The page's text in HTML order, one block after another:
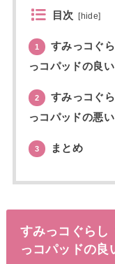
目次 [hide]
1
すみっコぐ
っコパッドの良
2
すみっコぐ
っコパッドの悪
3 まとめ
すみっコぐらし
っコパッドの良